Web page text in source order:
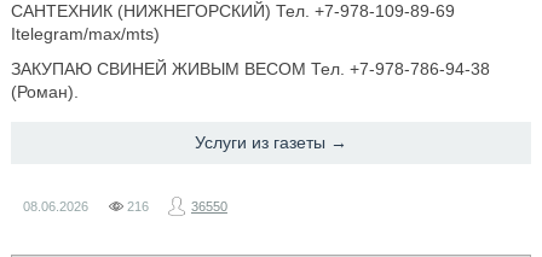
САНТЕХНИК (НИЖНЕГОРСКИЙ) Тел. +7-978-109-89-69
Itelegram/max/mts)
ЗАКУПАЮ СВИНЕЙ ЖИВЫМ ВЕСОМ Тел. +7-978-786-94-38
(Роман).
Услуги из газеты →
08.06.2026 216 36550